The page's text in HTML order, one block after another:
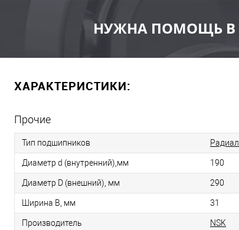
НУЖНА ПОМОЩЬ В
ХАРАКТЕРИСТИКИ:
Прочие
Тип подшипников
Диаметр d (внутренний),мм 190
Диаметр D (внешний), мм 290
Ширина B, мм 31
Производитель NSK